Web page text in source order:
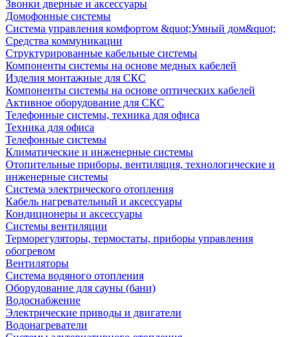
Звонки дверные и аксессуары
Домофонные системы
Система управления комфортом &quot;Умный дом&quot;
Средства коммуникации
Структурированные кабельные системы
Компоненты системы на основе медных кабелей
Изделия монтажные для СКС
Компоненты системы на основе оптических кабелей
Активное оборудование для СКС
Телефонные системы, техника для офиса
Техника для офиса
Телефонные системы
Климатические и инженерные системы
Отопительные приборы, вентиляция, технологические и
инженерные системы
Система электрического отопления
Кабель нагревательный и аксессуары
Кондиционеры и аксессуары
Системы вентиляции
Терморегуляторы, термостаты, приборы управления
обогревом
Вентиляторы
Система водяного отопления
Оборудование для сауны (бани)
Водоснабжение
Электрические приводы и двигатели
Водонагреватели